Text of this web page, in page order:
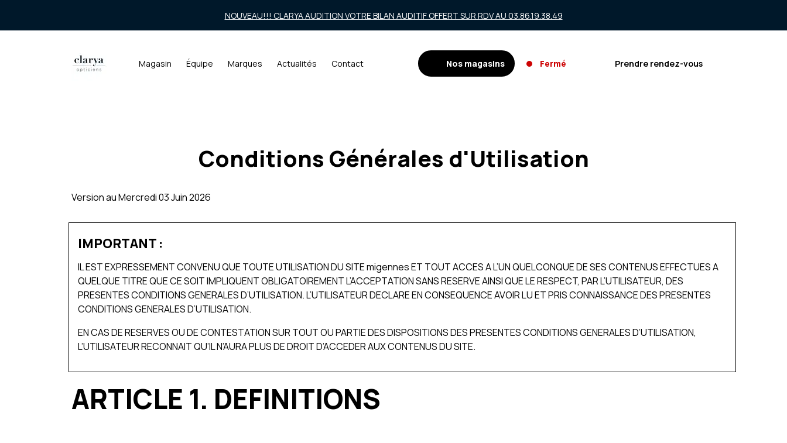
NOUVEAU!!! CLARYA AUDITION VOTRE BILAN AUDITIF OFFERT SUR RDV AU 03.86.19.38.49
Magasin Équipe Marques Actualités Contact Nos magasins Fermé Prendre rendez-vous
Conditions Générales d'Utilisation
Version au Mercredi 03 Juin 2026
IMPORTANT :
IL EST EXPRESSEMENT CONVENU QUE TOUTE UTILISATION DU SITE migennes ET TOUT ACCES A L’UN QUELCONQUE DE SES CONTENUS EFFECTUES A
QUELQUE TITRE QUE CE SOIT IMPLIQUENT OBLIGATOIREMENT L’ACCEPTATION SANS RESERVE AINSI QUE LE RESPECT, PAR L’UTILISATEUR, DES
PRESENTES CONDITIONS GENERALES D’UTILISATION. L’UTILISATEUR DECLARE EN CONSEQUENCE AVOIR LU ET PRIS CONNAISSANCE DES PRESENTES
CONDITIONS GENERALES D’UTILISATION.
EN CAS DE RESERVES OU DE CONTESTATION SUR TOUT OU PARTIE DES DISPOSITIONS DES PRESENTES CONDITIONS GENERALES D’UTILISATION,
L’UTILISATEUR RECONNAIT QU’IL N’AURA PLUS DE DROIT D’ACCEDER AUX CONTENUS DU SITE.
ARTICLE 1. DEFINITIONS